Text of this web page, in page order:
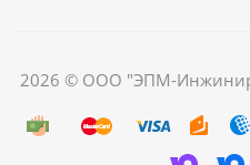
2026 © ООО "ЭПМ-